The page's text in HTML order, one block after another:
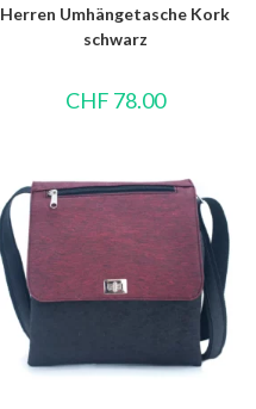
Herren Umhängetasche Kork
schwarz
CHF 78.00